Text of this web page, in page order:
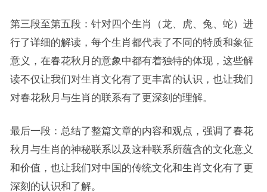
第三段至第五段：针对四个生肖（龙、虎、兔、蛇）进
行了详细的解读，每个生肖都代表了不同的特质和象征
意义，在春花秋月的意象中都有着独特的体现，这些解
读不仅让我们对生肖文化有了更丰富的认识，也让我们
对春花秋月与生肖的联系有了更深刻的理解。
最后一段：总结了整篇文章的内容和观点，强调了春花
秋月与生肖的神秘联系以及这种联系所蕴含的文化意义
和价值，也让我们对中国的传统文化和生肖文化有了更
深刻的认识和了解。